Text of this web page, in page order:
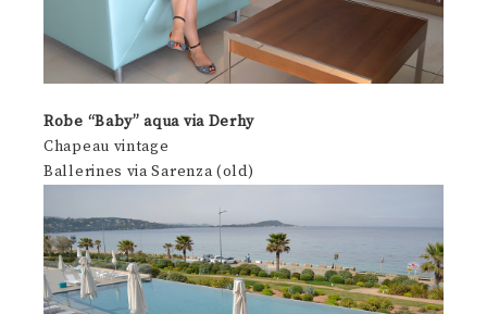
Robe “Baby” aqua via Derhy
Chapeau vintage
Ballerines via Sarenza (old)